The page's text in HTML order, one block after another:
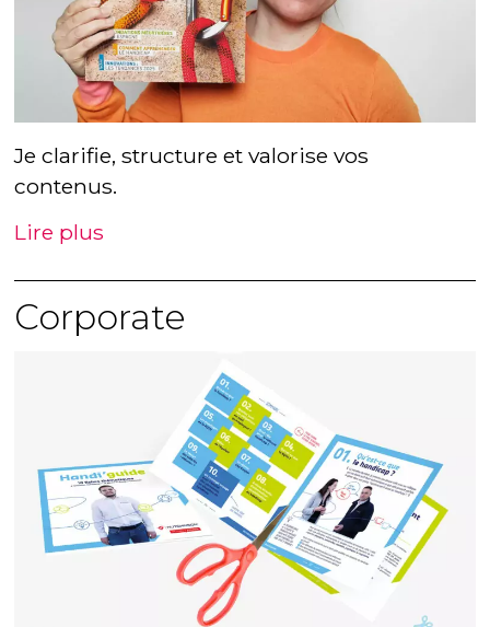
Je clarifie, structure et valorise vos
contenus.
Lire plus
Corporate